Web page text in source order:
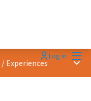
Log in
/ Experiences Main